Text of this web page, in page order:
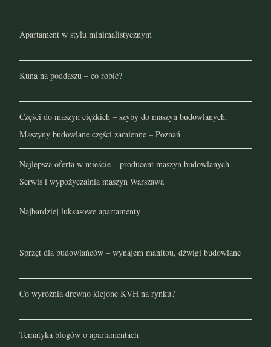
Apartament w stylu minimalistycznym
Kuna na poddaszu – co robić?
Części do maszyn ciężkich – szyby do maszyn budowlanych.
Maszyny budowlane części zamienne – Poznań
Najlepsza oferta w mieście – producent maszyn budowlanych.
Serwis i wypożyczalnia maszyn Warszawa
Najbardziej luksusowe apartamenty
Sprzęt dla budowlańców – wynajem manitou, dźwigi budowlane
Co wyróżnia drewno klejone KVH na rynku?
Tematyka blogów o apartamentach